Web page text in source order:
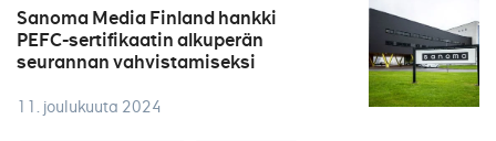
Sanoma Media Finland hankki
PEFC-sertifikaatin alkuperän
seurannan vahvistamiseksi
11. joulukuuta 2024